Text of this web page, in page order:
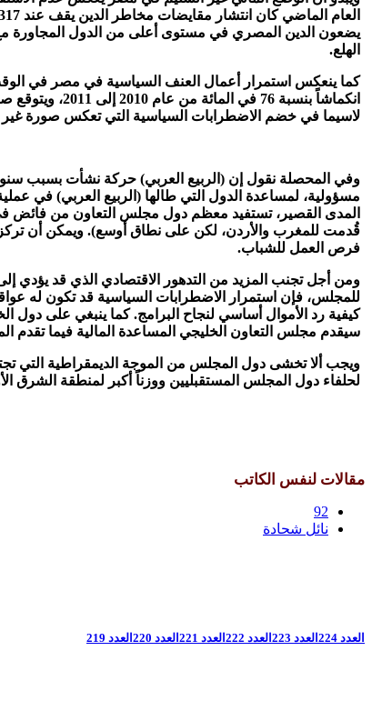
يضعون الدين المصري في مستوى أعلى من الدول المجاورة
الهلع.
لاسيما في خضم الاضطرابات السياسية التي تعكس صورة غير
وفي المحصلة نقول إن (الربيع العربي) حركة نشأت بسبب
مسؤولية، لمساعدة الدول التي طالها (الربيع العربي) في
المدى القصير، تستفيد معظم دول مجلس التعاون من فائض في
قُدمت للمغرب والأردن، لكن على نطاق أوسع). ويمكن أن تركز
فرص العمل للشباب.
ومن أجل تجنب المزيد من التدهور الاقتصادي الذي قد يؤدي
للمجلس، فإن استمرار الاضطرابات السياسية قد تكون له
كيفية رد الأموال أساسي لنجاح البرامج. كما ينبغي على دول
سيقدم مجلس التعاون الخليجي المساعدة المالية فيما تقدم
ويجب ألا تخشى دول المجلس من الموجة الديمقراطية التي
لحلفاء دول المجلس المستقبليين ووزناً أكبر لمنطقة الشرق
مقالات لنفس الكاتب
92
نائل شحادة
العدد 224 العدد 223 العدد 222 العدد 221 العدد 220 العدد 219